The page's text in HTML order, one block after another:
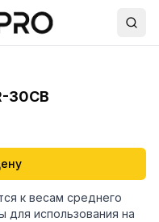
30CB
к весам среднего
для использования на